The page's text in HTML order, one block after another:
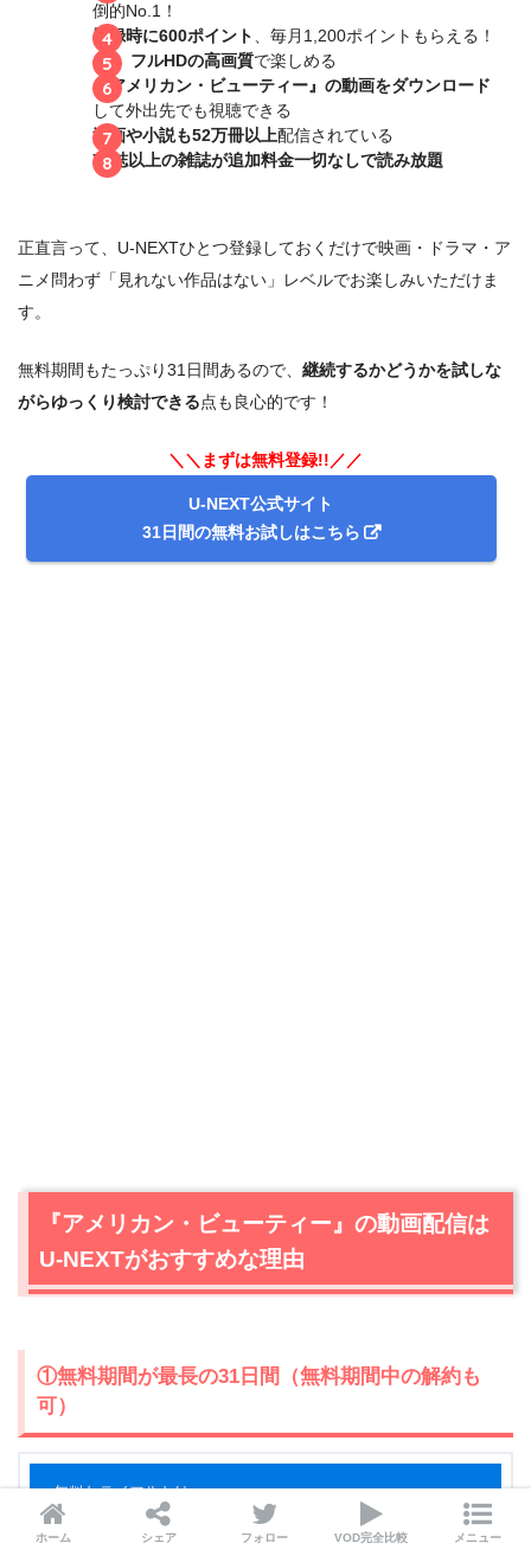
倒的No.1！
登録時に600ポイント
、毎月1,200ポイントもらえる！
4K、フルHDの高画質で楽しめる
『アメリカン・ビューティー』の動画をダウンロード
して外出先でも視聴できる
漫画や小説も52万冊以上配信されている
70誌以上の雑誌が追加料金一切なしで読み放題
正直言って、U-NEXTひとつ登録しておくだけで映画・ドラマ・ア
ニメ問わず「見れない作品はない」レベルでお楽しみいただけま
す。
無料期間もたっぷり31日間あるので、 継続するかどうかを試しな
がらゆっくり検討できる点も良心的です！
＼＼まずは無料登録!!／／
U-NEXT公式サイト
31日間の無料お試しはこちら
『アメリカン・ビューティー』の動画配信は
U-NEXTがおすすめな理由
①無料期間が最長の31日間（無料期間中の解約も
可）
ホーム シェア フォロー VOD完全比較 メニュー